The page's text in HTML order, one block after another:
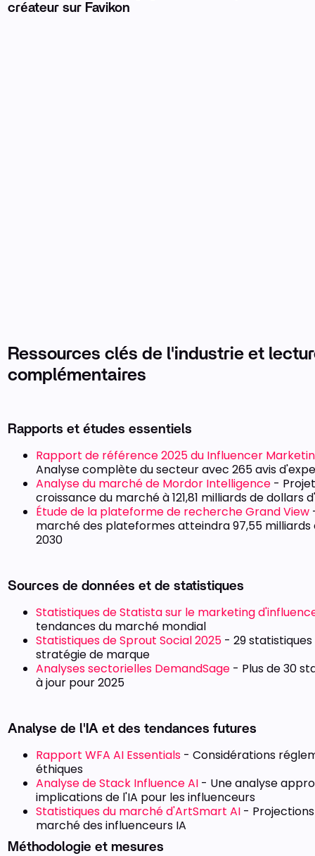
créateur sur Favikon
Ressources clés de l'industrie et
complémentaires
Rapports et études essentiels
Rapport de référence 2025 du Influencer
Analyse complète du secteur avec 265 avis
Analyse du marché de Mordor Intelligence -
croissance du marché à 121,81 milliards de dollars
Étude de la plateforme de recherche Grand View
marché des plateformes atteindra 97,55 milliards
2030
Sources de données et de statistiques
Statistiques de Statista sur le marketing
tendances du marché mondial
Statistiques de Sprout Social 2025 - 29
stratégie de marque
Analyses sectorielles DemandSage - Plus de 30
à jour pour 2025
Analyse de l'IA et des tendances futures
Rapport WFA AI Essentials - Considérations
éthiques
Analyse de Stack Influence AI - Une analyse
implications de l'IA pour les influenceurs
Statistiques du marché d'ArtSmart AI -
marché des influenceurs IA
Méthodologie et mesures